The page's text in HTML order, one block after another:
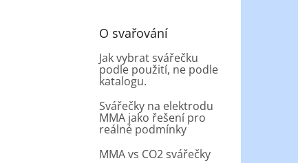
O svařování
Jak vybrat svářečku
podle použití, ne podle
katalogu.
Svářečky na elektrodu
MMA jako řešení pro
reálné podmínky
MMA vs CO2 svářečky